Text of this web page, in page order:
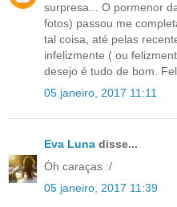
surpresa... O pormenor
fotos) passou me
tal coisa, até pelas
infelizmente ( ou
desejo é tudo de bom.
05 janeiro, 2017 11:11
Eva Luna disse...
Óh caraças :/
05 janeiro, 2017 11:39